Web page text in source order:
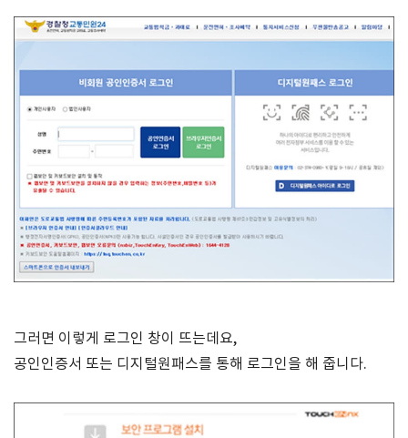
그러면 이렇게 로그인 창이 뜨는데요,
공인인증서 또는 디지털원패스를 통해 로그인을 해 줍니다.